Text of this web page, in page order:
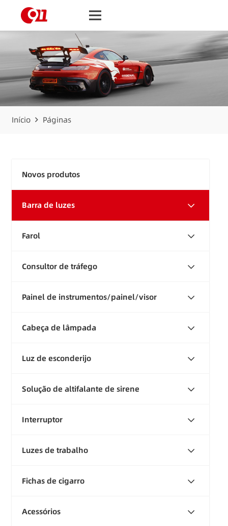
Início Páginas
Novos produtos
Barra de luzes
Farol
Consultor de tráfego
Painel de instrumentos/painel/visor
Cabeça de lâmpada
Luz de esconderijo
Solução de altifalante de sirene
Interruptor
Luzes de trabalho
Fichas de cigarro
Acessórios